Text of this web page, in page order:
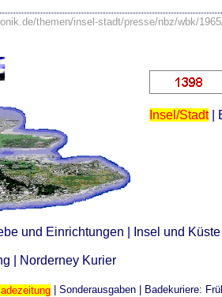
themen/insel-stadt/presse/nbz/wbk/
Insel/Stadt|
und Einrichtungen Insel und Küste
Norderney Kurier
|Sonderausgaben | Badekuriere: